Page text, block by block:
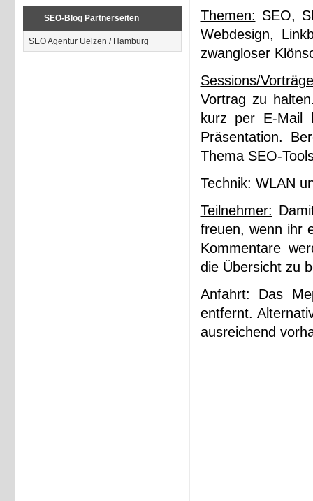
SEO-Blog Partnerseiten
SEO Agentur Uelzen / Hamburg
Themen: SEO,
Webdesign,
zwangloser
Sessions/
Vortrag zu
kurz per E-Mail
Präsentation.
Thema SEO-
Technik: WLAN
Teilnehmer:
freuen, wenn ihr
Kommentare
die Übersicht zu
Anfahrt: Das
entfernt.
ausreichend